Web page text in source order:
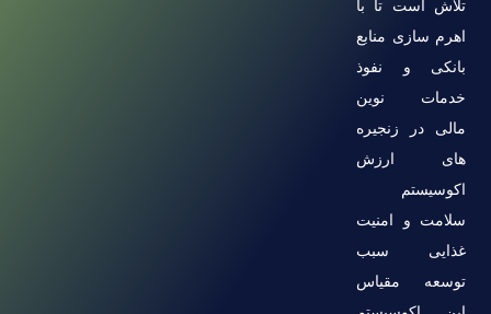
تلاش است تا با
اهرم سازی منابع
بانکی و نفوذ
خدمات نوین
مالی در زنجیره
های ارزش
اکوسیستم
سلامت و امنیت
غذایی سبب
توسعه مقیاس